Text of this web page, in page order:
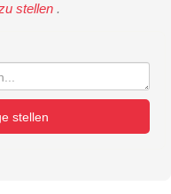
stellen .
stellen